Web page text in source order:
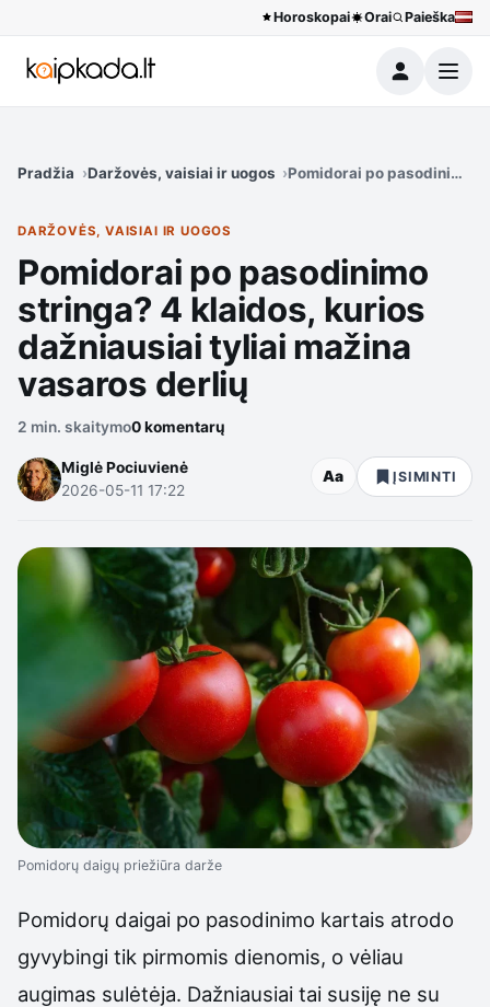
Horoskopai Orai Paieška
Meniu
Pradžia Daržovės, vaisiai ir uogos Pomidorai po pasodinimo
DARŽOVĖS, VAISIAI IR UOGOS
Pomidorai po pasodinimo
stringa? 4 klaidos, kurios
dažniausiai tyliai mažina
vasaros derlių
2 min. skaitymo0 komentarų
Miglė Pociuvienė
2026-05-11 17:22
Aa ĮSIMINTI
Pomidorų daigų priežiūra darže
Pomidorų daigai po pasodinimo kartais atrodo
gyvybingi tik pirmomis dienomis, o vėliau
augimas sulėtėja. Dažniausiai tai susiję ne su